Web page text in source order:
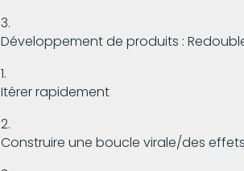
Développement de produits :
Itérer rapidement
Construire une boucle virale/des